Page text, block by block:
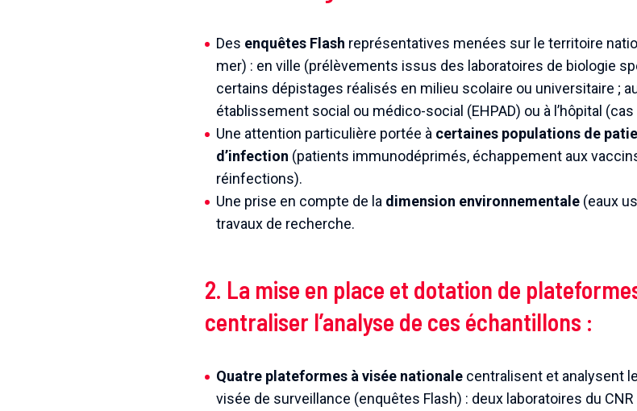
Des enquêtes Flash représentatives menées sur le territoire
mer) : en ville (prélèvements issus des laboratoires de biologie
certains dépistages réalisés en milieu scolaire ou universitaire ;
établissement social ou médico-social (EHPAD) ou à l’hôpital
Une attention particulière portée à certaines populations de
d’infection (patients immunodéprimés, échappement aux
réinfections).
Une prise en compte de la dimension environnementale (eaux
travaux de recherche.
2. La mise en place et dotation de
centraliser l’analyse de ces échantillons :
Quatre plateformes à visée nationale centralisent et analysent
visée de surveillance (enquêtes Flash) : deux laboratoires du